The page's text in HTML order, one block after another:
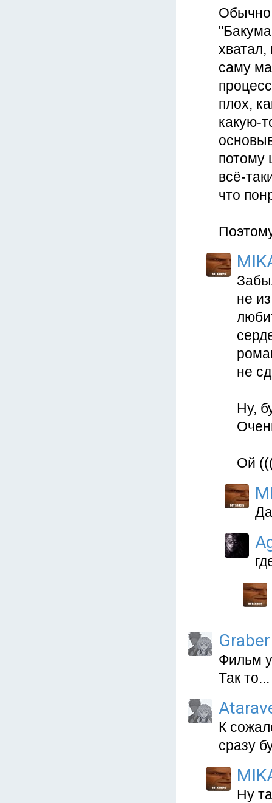
Обычно
хватал,
саму
плох,
какую-
потому
всё-
что
не
не
Ну,
Ой
Graber
Фильм
Так то...
К
сразу
Ну